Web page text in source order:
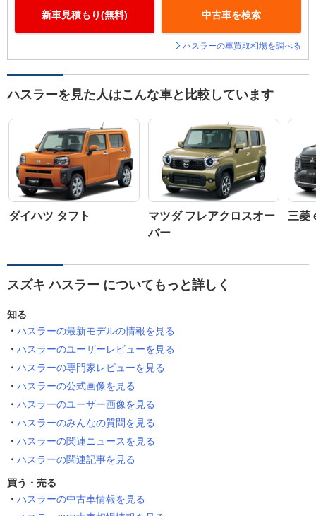
新車見積もり(無料) 中古車を検索
ハスラーの車買取相場を調べる
ハスラーを見た人はこんな車と比較しています
ダイハツ タフト
マツダ フレアクロスオー
バー
三菱
スズキ ハスラー についてもっと詳しく
知る
ハスラーの最新モデルの情報を見る
ハスラーのユーザーレビューを見る
ハスラーの専門家レビューを見る
ハスラーの公式画像を見る
ハスラーのユーザー画像を見る
ハスラーのみんなの質問を見る
ハスラーの関連ニュースを見る
ハスラーの関連記事を見る
買う・売る
ハスラーの中古車情報を見る